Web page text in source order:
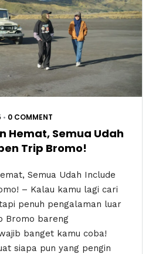
• 0 COMMENT
Hemat, Semua Udah
Trip Bromo!
Semua Udah Include
– Kalau kamu lagi cari
penuh pengalaman luar
Bromo bareng
banget kamu coba!
siapa pun yang pengin